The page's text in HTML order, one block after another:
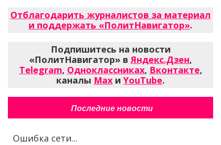
Отблагодарить журналистов за материал
и поддержать «ПолитНавигатор».
Подпишитесь на новости
«ПолитНавигатор» вЯндекс.Дзен,
Telegram, Одноклассниках, Вконтакте,
каналы Max и YouTube.
Последние новости
Ошибка сети...